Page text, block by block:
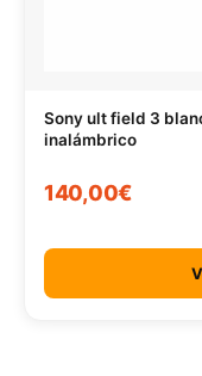
Sony ult field 3
inalámbrico
140,00€